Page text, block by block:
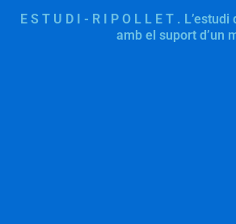
E S T U D I - R I P O L L E T .
amb el suport d’un